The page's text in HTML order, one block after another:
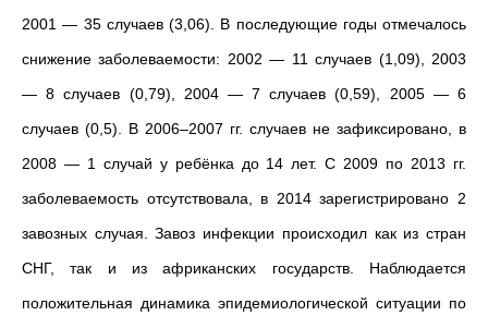
2001 — 35 случаев (3,06). В последующие годы отмечалось
снижение заболеваемости: 2002 — 11 случаев (1,09), 2003
— 8 случаев (0,79), 2004 — 7 случаев (0,59), 2005 — 6
случаев (0,5). В 2006–2007 гг. случаев не зафиксировано, в
2008 — 1 случай у ребёнка до 14 лет. С 2009 по 2013 гг.
заболеваемость отсутствовала, в 2014 зарегистрировано 2
завозных случая. Завоз инфекции происходил как из стран
СНГ, так и из африканских государств. Наблюдается
положительная динамика эпидемиологической ситуации по